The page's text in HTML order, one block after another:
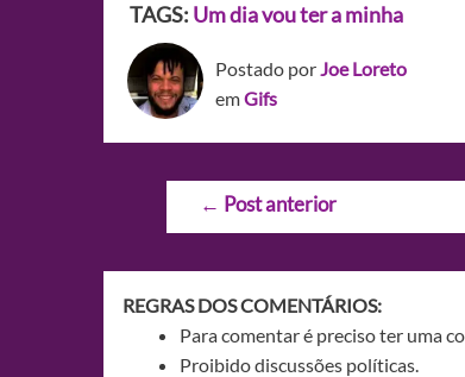
TAGS: Um dia vou ter a minha
Postado porJoe Loreto
emGifs
Navegação
← Post anterior
REGRAS DOS COMENTÁRIOS:
Para comentar é preciso ter uma
Proibido discussões políticas.